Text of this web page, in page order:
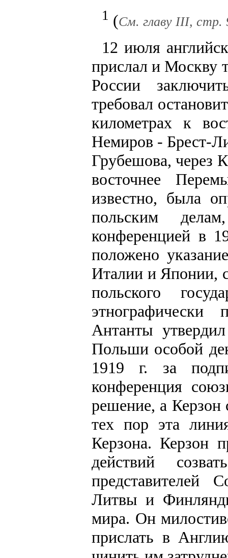
1 (См. главу III, стр.
12 июля
прислал и Москву
России
требовал
километрах к
Немиров - Брест-
Грубешова, через
восточнее
известно, была
польским
конференцией в
положено
Италии и Японии,
польского
этнографически
Антанты
Польши особой
1919 г. за
конференция
решение, а Керзон
тех пор эта
Керзона. Керзон
действий
представителей
Литвы и
мира. Он
прислать в